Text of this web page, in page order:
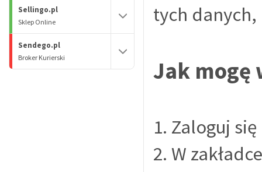
Sellingo.pl
Sklep Online
Sendego.pl
Broker Kurierski
tych danych,
Jak mogę
1. Zaloguj
2. W